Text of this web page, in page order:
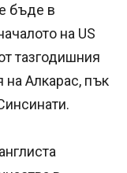
бъде в
на US
тазгодишния
Алкарас, пък